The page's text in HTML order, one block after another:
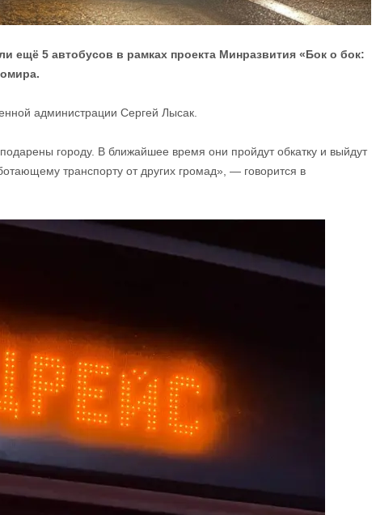
ещё 5 автобусов в рамках проекта Минразвития «Бок о бок:
администрации Сергей Лысак.
городу. В ближайшее время они пройдут обкатку и выйдут
транспорту от других громад», — говорится в